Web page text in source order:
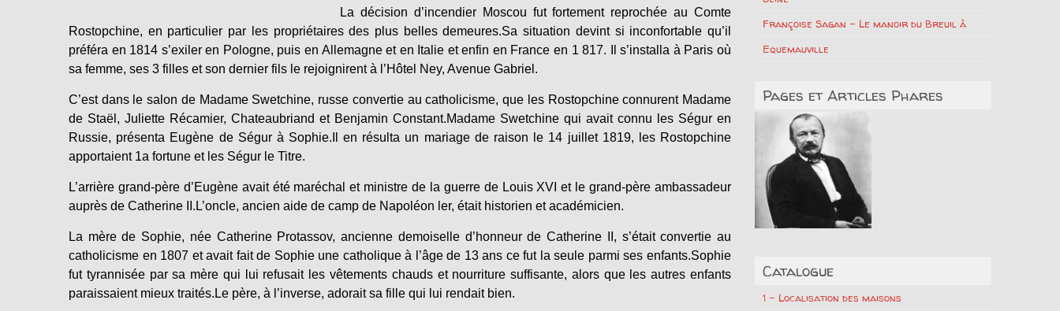
La décision d’incendier Moscou fut fortement reprochée au Comte
Rostopchine, en particulier par les propriétaires des plus belles demeures.Sa situation devint si inconfortable qu’il
préféra en 1814 s’exiler en Pologne, puis en Allemagne et en Italie et enfin en France en 1 817. Il s’installa à Paris où
sa femme, ses 3 filles et son dernier fils le rejoignirent à l’Hôtel Ney, Avenue Gabriel.
C’est dans le salon de Madame Swetchine, russe convertie au catholicisme, que les Rostopchine connurent Madame
de Staël, Juliette Récamier, Chateaubriand et Benjamin Constant.Madame Swetchine qui avait connu les Ségur en
Russie, présenta Eugène de Ségur à Sophie.Il en résulta un mariage de raison le 14 juillet 1819, les Rostopchine
apportaient 1a fortune et les Ségur le Titre.
L’arrière grand-père d’Eugène avait été maréchal et ministre de la guerre de Louis XVI et le grand-père ambassadeur
auprès de Catherine II.L’oncle, ancien aide de camp de Napoléon ler, était historien et académicien.
La mère de Sophie, née Catherine Protassov, ancienne demoiselle d’honneur de Catherine II, s’était convertie au
catholicisme en 1807 et avait fait de Sophie une catholique à l’âge de 13 ans ce fut la seule parmi ses enfants.Sophie
fut tyrannisée par sa mère qui lui refusait les vêtements chauds et nourriture suffisante, alors que les autres enfants
paraissaient mieux traités.Le père, à l’inverse, adorait sa fille qui lui rendait bien.
Françoise Sagan – Le manoir du Breuil à
Equemauville
Pages et Articles Phares
Catalogue
1 – Localisation des maisons